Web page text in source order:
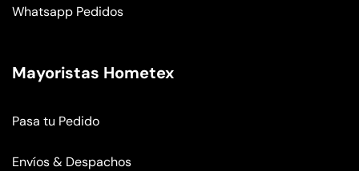
Whatsapp Pedidos
Mayoristas Hometex
Pasa tu Pedido
Envíos & Despachos